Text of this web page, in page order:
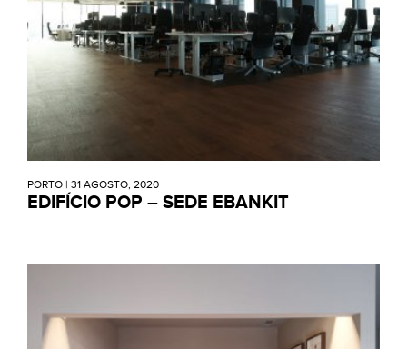
PORTO | 31 AGOSTO, 2020
EDIFÍCIO POP – SEDE EBANKIT